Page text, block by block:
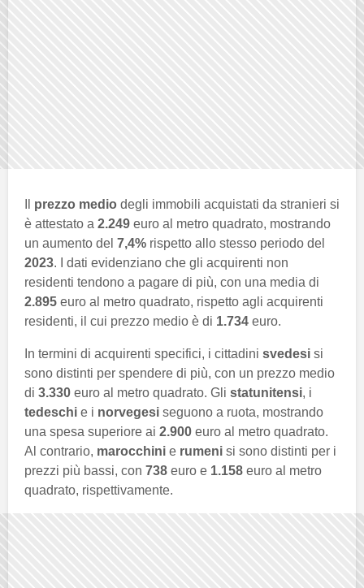
prezzo medio degli immobili acquistati da stranieri si
è attestato a 2.249 euro al metro quadrato, mostrando
un aumento del 7,4% rispetto allo stesso periodo del
2023. I dati evidenziano che gli acquirenti non
residenti tendono a pagare di più, con una media di
2.895 euro al metro quadrato, rispetto agli acquirenti
residenti, il cui prezzo medio è di 1.734 euro.
In termini di acquirenti specifici, i cittadini svedesi si
sono distinti per spendere di più, con un prezzo medio
di 3.330 euro al metro quadrato. Gli statunitensi, i
tedeschi e i norvegesi seguono a ruota, mostrando
una spesa superiore ai 2.900 euro al metro quadrato.
Al contrario, marocchini e rumeni si sono distinti per i
prezzi più bassi, con 738 euro e 1.158 euro al metro
quadrato, rispettivamente.